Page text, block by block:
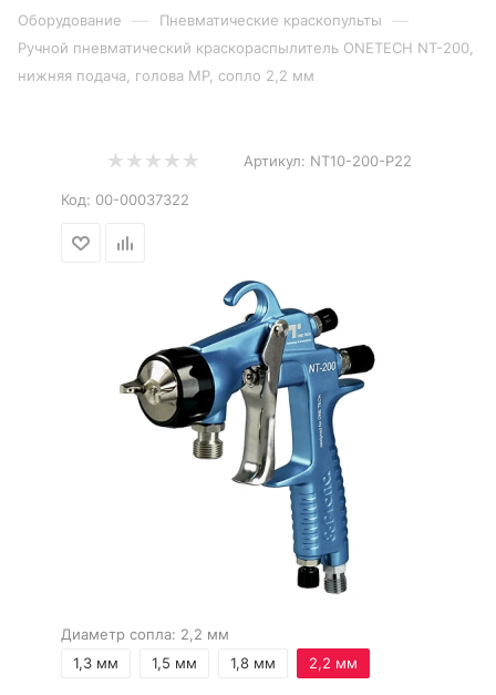
Оборудование — Пневматические краскопульты —
Ручной пневматический краскораспылитель ONETECH NT-200,
нижняя подача, голова MP, сопло 2,2 мм
Артикул: NT10-200-P22
Код: 00-00037322
Диаметр сопла: 2,2 мм
1,3 мм
1,5 мм 1,8 мм 2,2 мм